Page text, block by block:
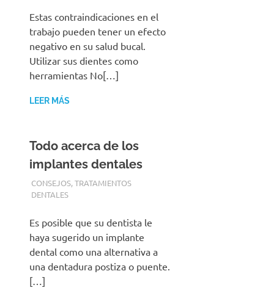
Estas contraindicaciones en el
trabajo pueden tener un efecto
negativo en su salud bucal.
Utilizar sus dientes como
herramientas No[…]
LEER MÁS
Todo acerca de los
implantes dentales
2 JUNIO, 2016
ADMIN
CONSEJOS,TRATAMIENTOS
DENTALES
Es posible que su dentista le
haya sugerido un implante
dental como una alternativa a
una dentadura postiza o puente.
[…]